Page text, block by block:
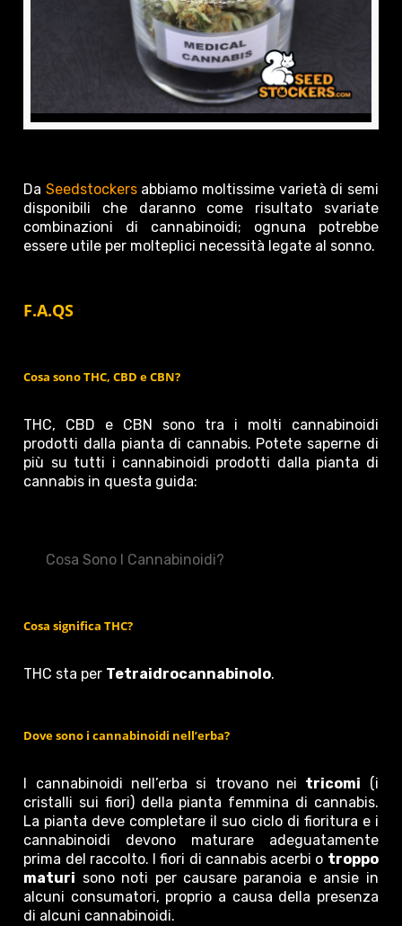
Da Seedstockersabbiamo moltissime varietà di semi
disponibili che daranno come risultato svariate
combinazioni di cannabinoidi; ognuna potrebbe
essere utile per molteplici necessità legate al sonno.
F.A.QS
Cosa sono THC, CBD e CBN?
THC, CBD e CBN sono tra i molti cannabinoidi
prodotti dalla pianta di cannabis. Potete saperne di
più su tutti i cannabinoidi prodotti dalla pianta di
cannabis in questa guida:
Cosa Sono I Cannabinoidi?
Cosa significa THC?
THC sta per Tetraidrocannabinolo.
Dove sono i cannabinoidi nell’erba?
I cannabinoidi nell’erba si trovano nei tricomi (i
cristalli sui fiori) della pianta femmina di cannabis.
La pianta deve completare il suo ciclo di fioritura e i
cannabinoidi devono maturare adeguatamente
prima del raccolto. I fiori di cannabis acerbi o troppo
maturi sono noti per causare paranoia e ansie in
alcuni consumatori, proprio a causa della presenza
di alcuni cannabinoidi.